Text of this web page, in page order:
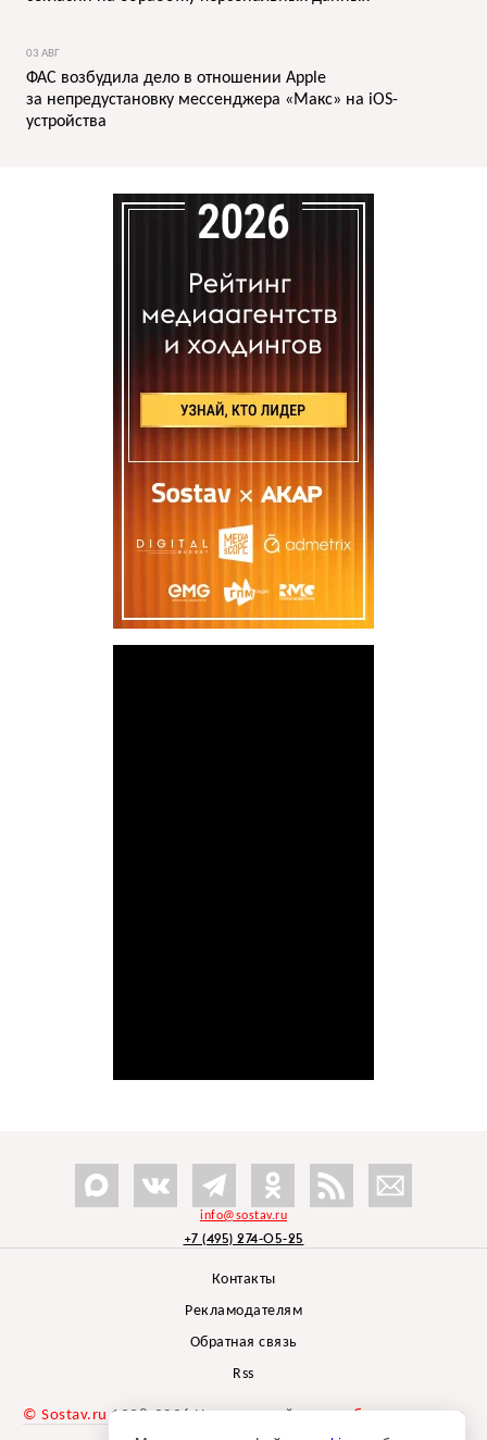
03 АВГ
ФАС возбудила дело в отношении Apple
за непредустановку мессенджера «Макс» на iOS-
устройства
info@sostav.ru
+7 (495) 274-05-25
Контакты
Рекламодателям
Обратная связь
Rss
© Sostav.ru 1998-2026 Независимый проектбрендингового